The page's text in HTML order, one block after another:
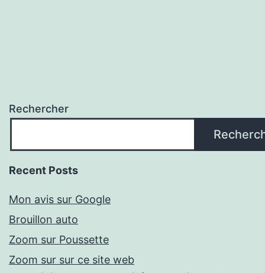
Rechercher
Recent Posts
Mon avis sur Google
Brouillon auto
Zoom sur Poussette
Zoom sur sur ce site web